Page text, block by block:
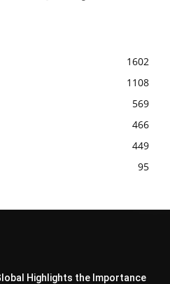
1602
1108
569
466
449
95
Highlights the Importance